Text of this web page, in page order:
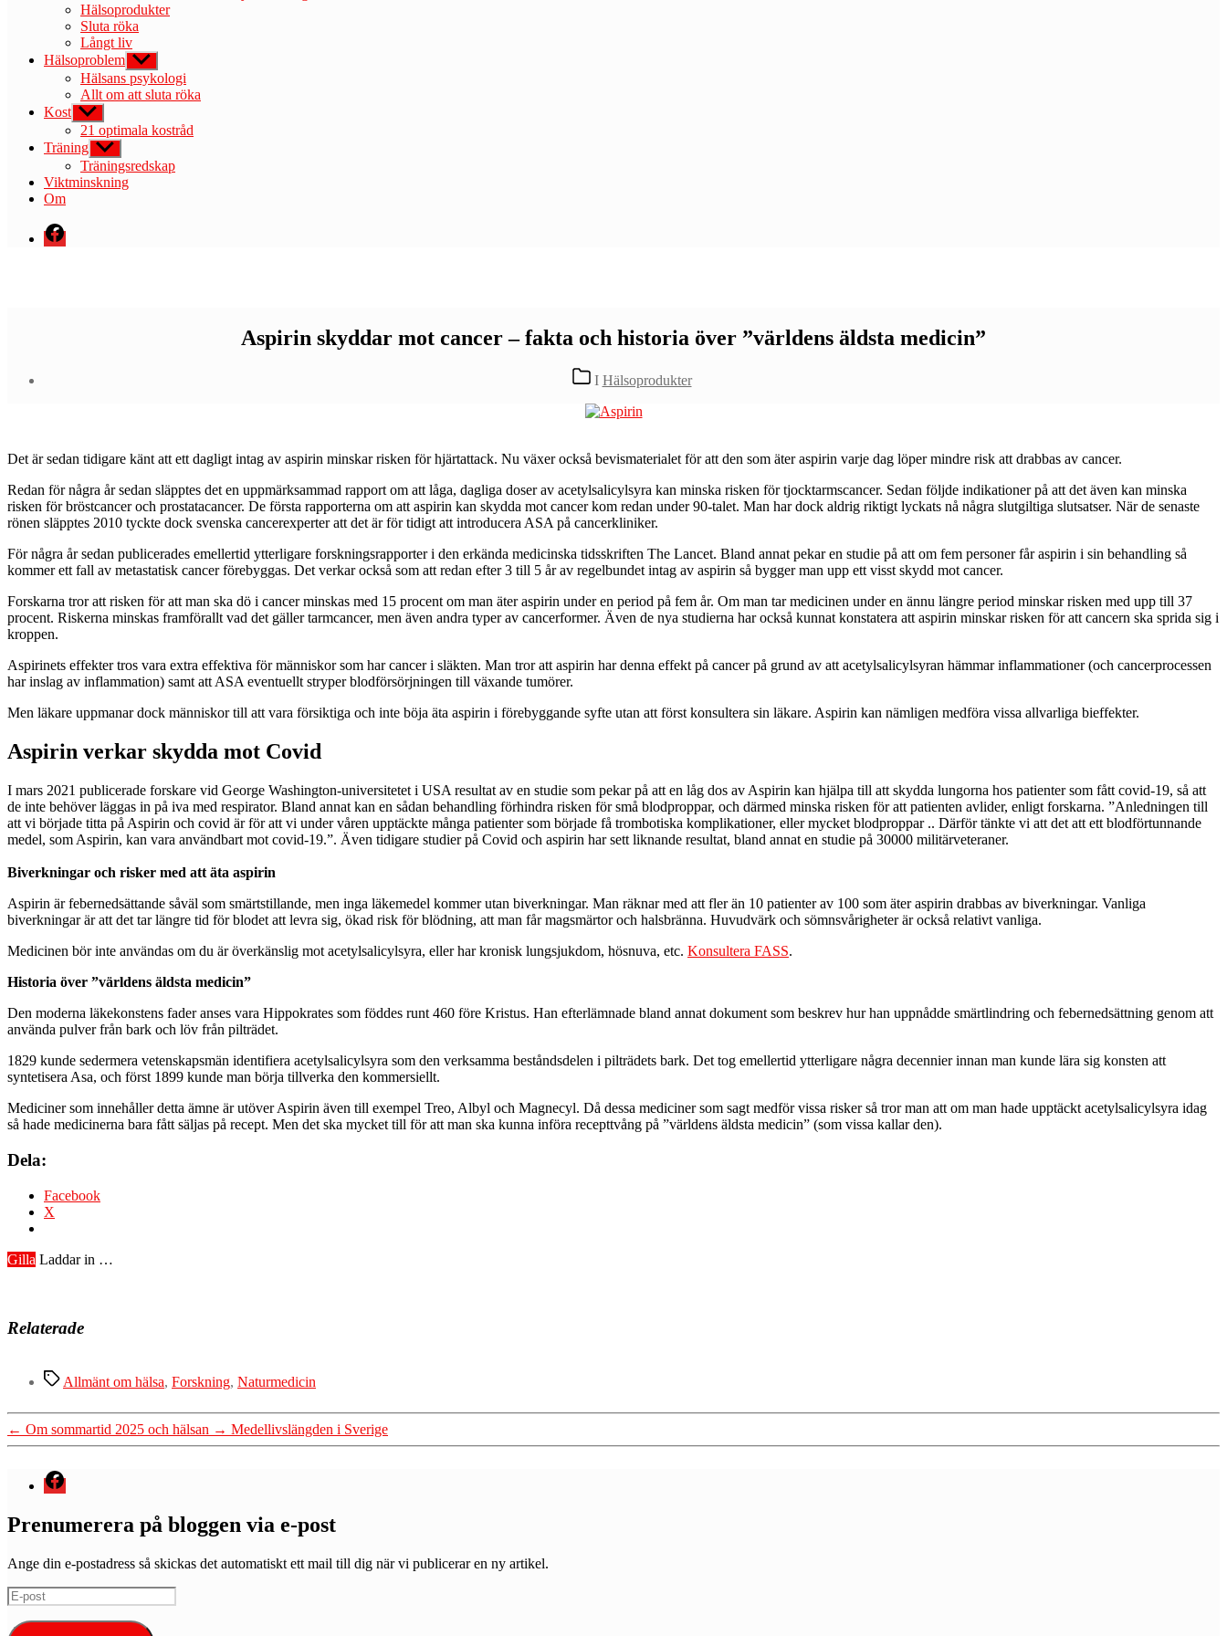
Hälsoprodukter
Sluta röka
Långt liv
Hälsoproblem Visa
undermeny
Hälsans psykologi
Allt om att sluta röka
Kost Visa
undermeny
21 optimala kostråd
Träning Visa
undermeny
Träningsredskap
Viktminskning
Om
Menyval
Aspirin skyddar mot cancer – fakta och historia över ”världens äldsta medicin”
Kategorier
I Hälsoprodukter
Det är sedan tidigare känt att ett dagligt intag av aspirin minskar risken för hjärtattack. Nu växer också bevismaterialet för att den som äter aspirin varje dag löper mindre risk att drabbas av cancer.
Redan för några år sedan släpptes det en uppmärksammad rapport om att låga, dagliga doser av acetylsalicylsyra kan minska risken för tjocktarmscancer. Sedan följde indikationer på att det även kan minska
risken för bröstcancer och prostatacancer. De första rapporterna om att aspirin kan skydda mot cancer kom redan under 90-talet. Man har dock aldrig riktigt lyckats nå några slutgiltiga slutsatser. När de senaste
rönen släpptes 2010 tyckte dock svenska cancerexperter att det är för tidigt att introducera ASA på cancerkliniker.
För några år sedan publicerades emellertid ytterligare forskningsrapporter i den erkända medicinska tidsskriften The Lancet. Bland annat pekar en studie på att om fem personer får aspirin i sin behandling så
kommer ett fall av metastatisk cancer förebyggas. Det verkar också som att redan efter 3 till 5 år av regelbundet intag av aspirin så bygger man upp ett visst skydd mot cancer.
Forskarna tror att risken för att man ska dö i cancer minskas med 15 procent om man äter aspirin under en period på fem år. Om man tar medicinen under en ännu längre period minskar risken med upp till 37
procent. Riskerna minskas framförallt vad det gäller tarmcancer, men även andra typer av cancerformer. Även de nya studierna har också kunnat konstatera att aspirin minskar risken för att cancern ska sprida sig i
kroppen.
Aspirinets effekter tros vara extra effektiva för människor som har cancer i släkten. Man tror att aspirin har denna effekt på cancer på grund av att acetylsalicylsyran hämmar inflammationer (och cancerprocessen
har inslag av inflammation) samt att ASA eventuellt stryper blodförsörjningen till växande tumörer.
Men läkare uppmanar dock människor till att vara försiktiga och inte böja äta aspirin i förebyggande syfte utan att först konsultera sin läkare. Aspirin kan nämligen medföra vissa allvarliga bieffekter.
Aspirin verkar skydda mot Covid
I mars 2021 publicerade forskare vid George Washington-universitetet i USA resultat av en studie som pekar på att en låg dos av Aspirin kan hjälpa till att skydda lungorna hos patienter som fått covid-19, så att
de inte behöver läggas in på iva med respirator. Bland annat kan en sådan behandling förhindra risken för små blodproppar, och därmed minska risken för att patienten avlider, enligt forskarna. ”Anledningen till
att vi började titta på Aspirin och covid är för att vi under våren upptäckte många patienter som började få trombotiska komplikationer, eller mycket blodproppar .. Därför tänkte vi att det att ett blodförtunnande
medel, som Aspirin, kan vara användbart mot covid-19.”. Även tidigare studier på Covid och aspirin har sett liknande resultat, bland annat en studie på 30000 militärveteraner.
Biverkningar och risker med att äta aspirin
Aspirin är febernedsättande såväl som smärtstillande, men inga läkemedel kommer utan biverkningar. Man räknar med att fler än 10 patienter av 100 som äter aspirin drabbas av biverkningar. Vanliga
biverkningar är att det tar längre tid för blodet att levra sig, ökad risk för blödning, att man får magsmärtor och halsbränna. Huvudvärk och sömnsvårigheter är också relativt vanliga.
Medicinen bör inte användas om du är överkänslig mot acetylsalicylsyra, eller har kronisk lungsjukdom, hösnuva, etc. Konsultera FASS.
Historia över ”världens äldsta medicin”
Den moderna läkekonstens fader anses vara Hippokrates som föddes runt 460 före Kristus. Han efterlämnade bland annat dokument som beskrev hur han uppnådde smärtlindring och febernedsättning genom att
använda pulver från bark och löv från pilträdet.
1829 kunde sedermera vetenskapsmän identifiera acetylsalicylsyra som den verksamma beståndsdelen i pilträdets bark. Det tog emellertid ytterligare några decennier innan man kunde lära sig konsten att
syntetisera Asa, och först 1899 kunde man börja tillverka den kommersiellt.
Mediciner som innehåller detta ämne är utöver Aspirin även till exempel Treo, Albyl och Magnecyl. Då dessa mediciner som sagt medför vissa risker så tror man att om man hade upptäckt acetylsalicylsyra idag
så hade medicinerna bara fått säljas på recept. Men det ska mycket till för att man ska kunna införa recepttvång på ”världens äldsta medicin” (som vissa kallar den).
Dela:
Facebook
X
Gilla Laddar in …
Relaterade
Etiketter
Allmänt om hälsa, Forskning, Naturmedicin
← Om sommartid 2025 och hälsan → Medellivslängden i Sverige
Menyval
Prenumerera på bloggen via e-post
Ange din e-postadress så skickas det automatiskt ett mail till dig när vi publicerar en ny artikel.
E-
post